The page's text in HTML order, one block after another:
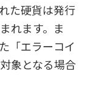
た硬貨は発行
れます。ま
「エラーコイ
象となる場合